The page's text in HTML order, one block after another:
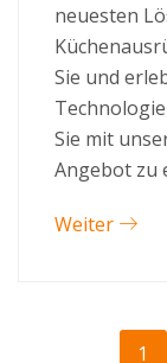
neuesten
Sie und
Sie mit
Angebot zu
Weiter
1